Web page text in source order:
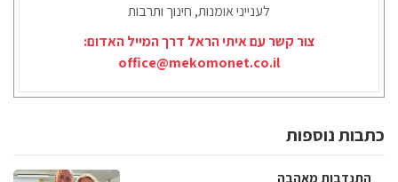
לענייני אומנות, חינוך ותרבות
צור קשר עם איתי הראל דרך המייל האדום:
office@mekomonet.co.il
כתבות נוספות
התנדבות מאהבה